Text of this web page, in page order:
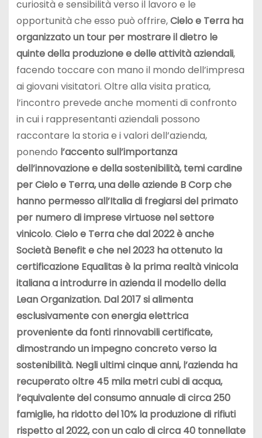
curiosità e sensibilità verso il lavoro e le
opportunità che esso può offrire,Cielo e Terra ha
organizzato un tour per mostrare il dietro le
quinte della produzione e delle attività aziendali,
facendo toccare con mano il mondo dell’impresa
ai giovani visitatori. Oltre alla visita pratica,
l’incontro prevede anche momenti di confronto
in cui i rappresentanti aziendali possono
raccontare la storia e i valori dell’azienda,
ponendo l’accento sull’importanza
dell’innovazione e della sostenibilità, temi cardine
per Cielo e Terra, una delle aziende B Corp che
hanno permesso all’Italia di fregiarsi del primato
per numero di imprese virtuose nel settore
vinicolo. Cielo e Terra che dal 2022 è anche
Società Benefit e che nel 2023 ha ottenuto la
certificazione Equalitas è la prima realtà vinicola
italiana a introdurre in azienda il modello della
Lean Organization. Dal 2017 si alimenta
esclusivamente con energia elettrica
proveniente da fonti rinnovabili certificate,
dimostrando un impegno concreto verso la
sostenibilità. Negli ultimi cinque anni, l’azienda ha
recuperato oltre 45 mila metri cubi di acqua,
l’equivalente del consumo annuale di circa 250
famiglie, ha ridotto del 10% la produzione di rifiuti
rispetto al 2022, con un calo di circa 40 tonnellate